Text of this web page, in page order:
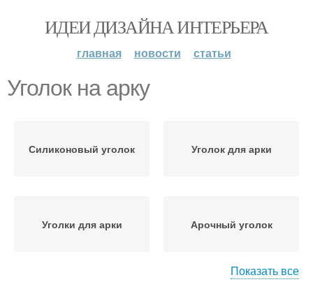
ИДЕИ ДИЗАЙНА ИНТЕРЬЕРА
главная новости статьи
Уголок на арку
Силиконовый уголок Уголок для арки
Уголки для арки Арочный уголок
Показать все